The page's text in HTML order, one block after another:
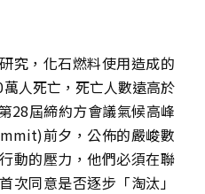
究，化石燃料使用造成的
人死亡，死亡人數遠高於
28屆締約方會議氣候高峰
前夕，公佈的嚴峻數
動的壓力，他們必須在聯
次同意是否逐步「淘汰」